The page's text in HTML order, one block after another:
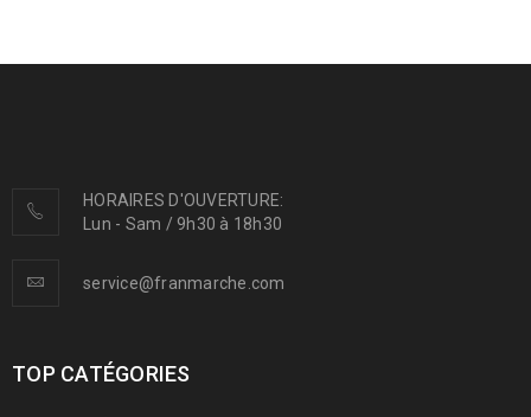
HORAIRES D'OUVERTURE:
Lun - Sam / 9h30 à 18h30
service@franmarche.com
TOP CATÉGORIES